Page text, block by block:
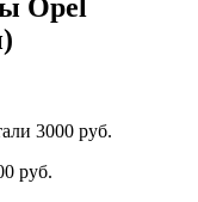
Opel
3000 руб.
руб.